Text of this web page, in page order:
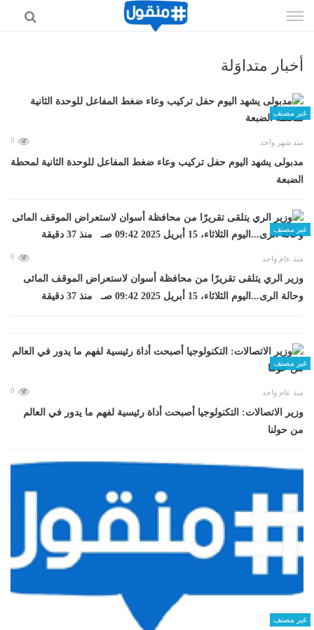
الى
أخبار متداوَلة
غير مصنف
منذ شهر واحد 0
مدبولى يشهد اليوم حفل تركيب وعاء ضغط المفاعل للوحدة الثانية لمحطة
الضبعة
غير مصنف
منذ عام واحد 0
وزير الري يتلقى تقريرًا من محافظة أسوان لاستعراض الموقف المائى
وحالة الرى...اليوم الثلاثاء، 15 أبريل 2025 09:42 صـ منذ 37 دقيقة
غير مصنف
منذ عام واحد 0
وزير الاتصالات: التكنولوجيا أصبحت أداة رئيسية لفهم ما يدور في العالم
من حولنا
غير مصنف